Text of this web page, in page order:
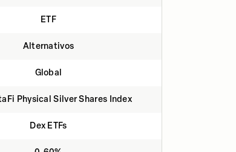
ETF
Alternativos
Global
Physical Silver Shares Index
Dex ETFs